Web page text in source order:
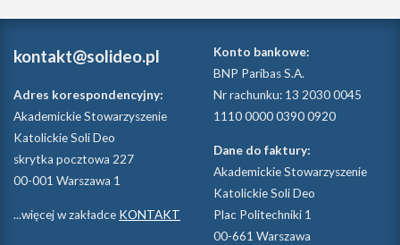
kontakt@solideo.pl
Adres korespondencyjny:
Akademickie Stowarzyszenie
Katolickie Soli Deo
skrytka pocztowa 227
00-001 Warszawa 1
...więcej w zakładce KONTAKT
Konto bankowe:
BNP Paribas S.A.
Nr rachunku: 13 2030 0045
1110 0000 0390 0920
Dane do faktury:
Akademickie Stowarzyszenie
Katolickie Soli Deo
Plac Politechniki 1
00-661 Warszawa